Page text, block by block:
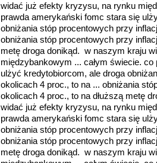
widać już efekty kryzysu, na rynku
prawda amerykański fomc stara się
obniżania stóp procentowych przy
obniżania stóp procentowych przy
metę droga donikąd. w naszym kraju
międzybankowym ... całym świecie.
ulżyć kredytobiorcom, ale droga
okolicach 4 proc., to na ... obniżania
okolicach 4 proc., to na dłuższą metę
widać już efekty kryzysu, na rynku
prawda amerykański fomc stara się
obniżania stóp procentowych przy
obniżania stóp procentowych przy
metę droga donikąd. w naszym kraju